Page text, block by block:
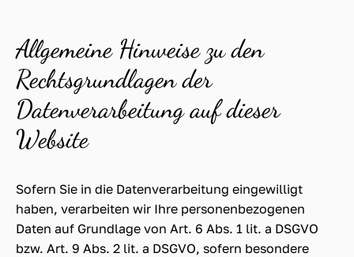
Allgemeine Hinweise zu den
Rechtsgrundlagen der
Datenverarbeitung auf dieser
Website
Sofern Sie in die Datenverarbeitung eingewilligt
haben, verarbeiten wir Ihre personenbezogenen
Daten auf Grundlage von Art. 6 Abs. 1 lit. a DSGVO
bzw. Art. 9 Abs. 2 lit. a DSGVO, sofern besondere